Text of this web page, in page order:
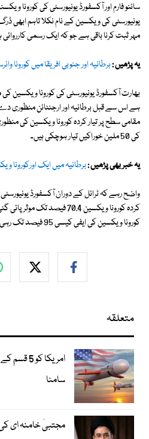
سائنو فارم اور آکسفورڈ یونیورسٹی کی کورونا
یونیورسٹی کی ویکسین کے نام نکلا تاہم ابھی
مہر ثبت کرنا باقی ہے جو کہ ایک رسمی
یہ پڑھیں :برطانیہ اور جنوبی افریقا میں کورونا
بھارت آکسفورڈ یونیورسٹی کی کورونا ویکسین
ہے اس سے قبل برطانیہ اور ارجنٹائن منظوری
مقامی سطح پر تیار کردہ کورونا ویکسین کی
کی 50 ملین خوراکیں تیار ہوچکی ہیں۔
یہ خبر بھی پڑھیں :برطانیہ میں ایک
واضح رہے کہ ٹرائل کے دوران آکسفورڈ یونیورسٹی
کردہ کورونا ویکسین 70.4 فیصد
کورونا ویکسین کی ایفی کیسی 95 فیصد تک رہی ہے۔
متعلقہ
امریکا
سامنا
مجتبیٰ خامنہ ای